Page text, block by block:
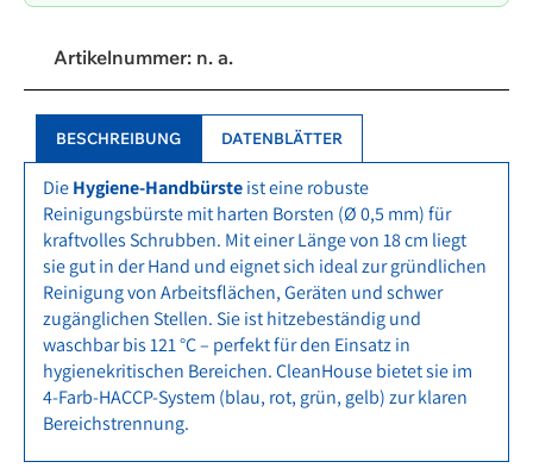
Artikelnummer: n. a.
BESCHREIBUNG DATENBLÄTTER
DieHygiene-Handbürsteist eine robuste
Reinigungsbürste mit harten Borsten (Ø 0,5 mm) für
kraftvolles Schrubben. Mit einer Länge von 18 cm liegt
sie gut in der Hand und eignet sich ideal zur gründlichen
Reinigung von Arbeitsflächen, Geräten und schwer
zugänglichen Stellen. Sie ist hitzebeständig und
waschbar bis 121 °C – perfekt für den Einsatz in
hygienekritischen Bereichen. CleanHouse bietet sie im
4-Farb-HACCP-System (blau, rot, grün, gelb) zur klaren
Bereichstrennung.